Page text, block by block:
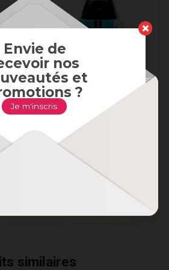
L
Toko Aqua - Lubrifiant à
24,95 €
Ajouter au panier
similaires
Envie de
nos
et
?
Je m'inscris